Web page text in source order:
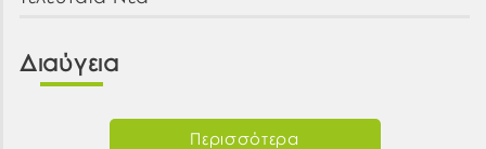
Διαύγεια
Περισσότερα